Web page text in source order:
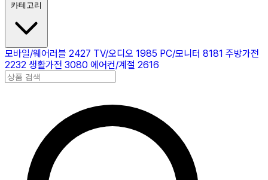
카테고리
모바일/웨어러블 2427 TV/오디오 1985 PC/모니터 8181 주방가전
2232 생활가전 3080 에어컨/계절 2616